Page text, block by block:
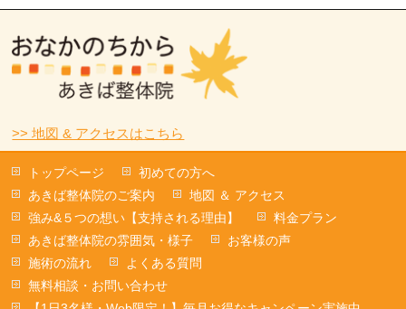
>> 地図 & アクセスはこちら
トップページ
初めての方へ
あきば整体院のご案内
地図 ＆ アクセス
強み&５つの想い【支持される理由】
料金プラン
あきば整体院の雰囲気・様子
お客様の声
施術の流れ
よくある質問
無料相談・お問い合わせ